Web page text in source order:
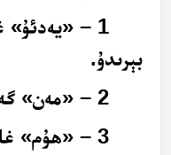
1 –
بېرىدۇ.
2 – «مەن» گە «ما» مەنىسى بېرىلىدۇ.
3 – «ھۇم»